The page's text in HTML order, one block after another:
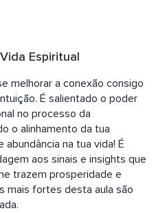
Espiritual
melhorar a conexão consigo
É salientado o poder
no processo da
o alinhamento da tua
na tua vida! É
aos sinais e insights que
trazem prosperidade e
mais fortes desta aula são